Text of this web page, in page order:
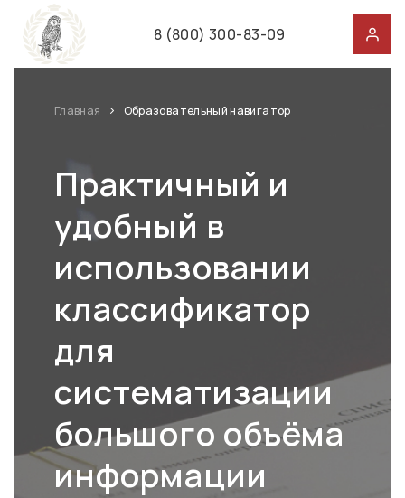
8 (800) 300-83-09
Главная Образовательный навигатор
Практичный и
удобный в
использовании
классификатор
для
систематизации
большого объёма
информации